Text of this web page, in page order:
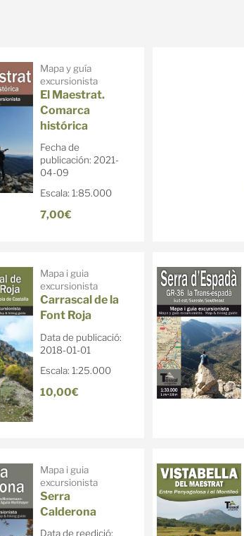
Mapa y guía
excursionista
El Maestrat.
Comarca
histórica
Fecha de
publicación: 2021-
04-09
Escala: 1:85.000
7,00€
Mapa i guia
excursionista
Carrascal de la
Font Roja
Data de publicació:
2018-01-01
Escala: 1:25.000
10,00€
Mapa i guia
excursionista
Serra
Calderona
Data de reedició: